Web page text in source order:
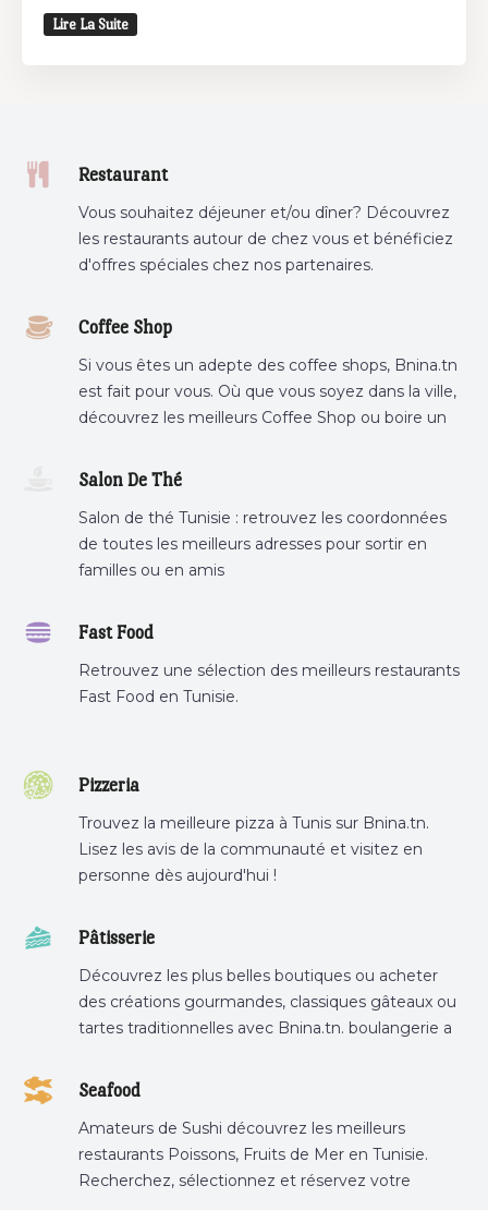
Lire La Suite
Restaurant
Vous souhaitez déjeuner et/ou dîner? Découvrez
les restaurants autour de chez vous et bénéficiez
d'offres spéciales chez nos partenaires.
Coffee Shop
Si vous êtes un adepte des coffee shops, Bnina.tn
est fait pour vous. Où que vous soyez dans la ville,
découvrez les meilleurs Coffee Shop ou boire un
Salon De Thé
Salon de thé Tunisie : retrouvez les coordonnées
de toutes les meilleurs adresses pour sortir en
familles ou en amis
Fast Food
Retrouvez une sélection des meilleurs restaurants
Fast Food en Tunisie.
Pizzeria
Trouvez la meilleure pizza à Tunis sur Bnina.tn.
Lisez les avis de la communauté et visitez en
personne dès aujourd'hui !
Pâtisserie
Découvrez les plus belles boutiques ou acheter
des créations gourmandes, classiques gâteaux ou
tartes traditionnelles avec Bnina.tn. boulangerie a
tunis, pâtisserie sousse .
Seafood
Amateurs de Sushi découvrez les meilleurs
restaurants Poissons, Fruits de Mer en Tunisie.
Recherchez, sélectionnez et réservez votre